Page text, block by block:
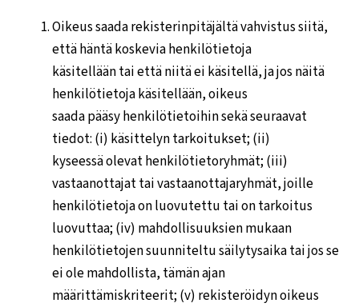
Oikeus saada rekisterinpitäjältä vahvistus siitä,
että häntä koskevia henkilötietoja
käsitellään tai että niitä ei käsitellä, ja jos näitä
henkilötietoja käsitellään, oikeus
saada pääsy henkilötietoihin sekä seuraavat
tiedot: (i) käsittelyn tarkoitukset; (ii)
kyseessä olevat henkilötietoryhmät; (iii)
vastaanottajat tai vastaanottajaryhmät, joille
henkilötietoja on luovutettu tai on tarkoitus
luovuttaa; (iv) mahdollisuuksien mukaan
henkilötietojen suunniteltu säilytysaika tai jos se
ei ole mahdollista, tämän ajan
määrittämiskriteerit; (v) rekisteröidyn oikeus